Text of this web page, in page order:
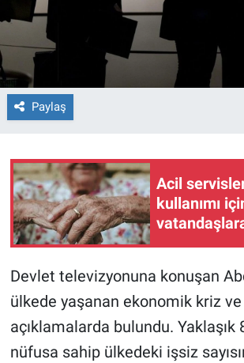
Paylaş
Acil
kullanımı
Devlet televizyonuna konuşan
ülkede yaşanan ekonomik kriz
açıklamalarda bulundu. Yaklaşık
nüfusa sahip ülkedeki işsiz